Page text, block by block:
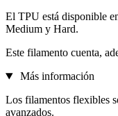
El TPU está disponible
Medium y Hard.
Este filamento cuenta,
Más información
Los filamentos flexibles
avanzados.